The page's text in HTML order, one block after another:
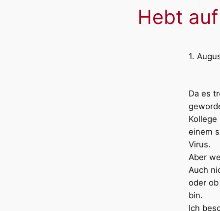
Hebt
1.
Da es
einem
Virus.
Aber
Auch
oder
bin.
Ich